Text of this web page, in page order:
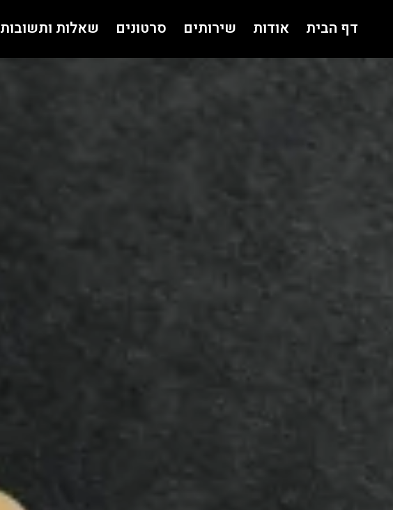
דף הבית אודות שירותים סרטונים שאלות ותשובות